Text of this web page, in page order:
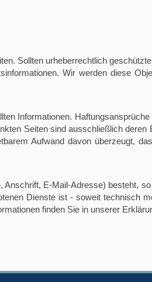
Sollten urheberrechtlich
Wir werden diese
Informationen.
Seiten sind ausschließlich deren
Aufwand davon überzeugt,
E-Mail-Adresse) besteht,
Dienste ist - soweit technisch
finden Sie in unserer